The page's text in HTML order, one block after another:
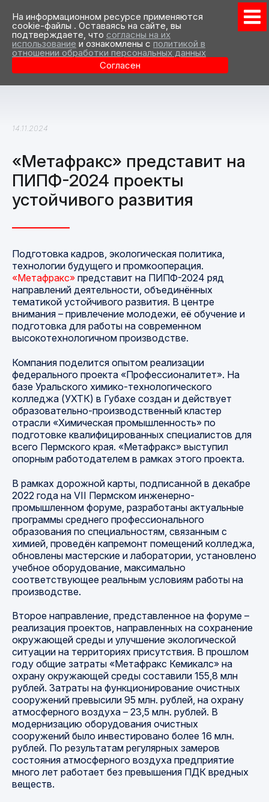
На информационном ресурсе применяются
cookie-файлы . Оставаясь на сайте, вы
подтверждаете, что согласны на их
использование и ознакомлены с политикой в
отношении обработки персональных данных
Согласен
14.11.2024
«Метафракс» представит на
ПИПФ-2024 проекты
устойчивого развития
Подготовка кадров, экологическая политика,
технологии будущего и промкооперация.
«Метафракс» представит на ПИПФ-2024 ряд
направлений деятельности, объединённых
тематикой устойчивого развития. В центре
внимания – привлечение молодежи, её обучение и
подготовка для работы на современном
высокотехнологичном производстве.
Компания поделится опытом реализации
федерального проекта «Профессионалитет». На
базе Уральского химико-технологического
колледжа (УХТК) в Губахе создан и действует
образовательно-производственный кластер
отрасли «Химическая промышленность» по
подготовке квалифицированных специалистов для
всего Пермского края. «Метафракс» выступил
опорным работодателем в рамках этого проекта.
В рамках дорожной карты, подписанной в декабре
2022 года на VII Пермском инженерно-
промышленном форуме, разработаны актуальные
программы среднего профессионального
образования по специальностям, связанным с
химией, проведён капремонт помещений колледжа,
обновлены мастерские и лаборатории, установлено
учебное оборудование, максимально
соответствующее реальным условиям работы на
производстве.
Второе направление, представленное на форуме –
реализация проектов, направленных на сохранение
окружающей среды и улучшение экологической
ситуации на территориях присутствия. В прошлом
году общие затраты «Метафракс Кемикалс» на
охрану окружающей среды составили 155,8 млн
рублей. Затраты на функционирование очистных
сооружений превысили 95 млн. рублей, на охрану
атмосферного воздуха – 23,5 млн. рублей. В
модернизацию оборудования очистных
сооружений было инвестировано более 16 млн.
рублей. По результатам регулярных замеров
состояния атмосферного воздуха предприятие
много лет работает без превышения ПДК вредных
веществ.